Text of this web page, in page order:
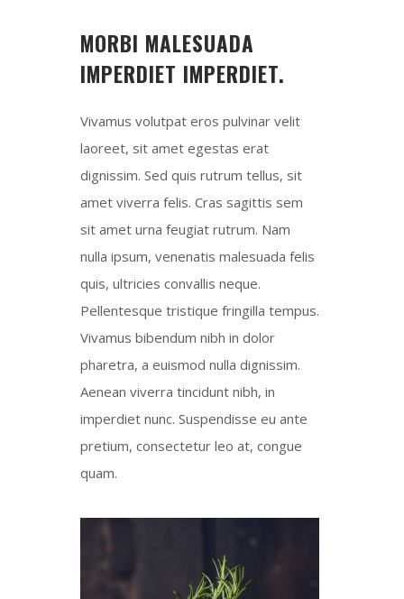
MORBI MALESUADA
IMPERDIET IMPERDIET.
Vivamus volutpat eros pulvinar velit
laoreet, sit amet egestas erat
dignissim. Sed quis rutrum tellus, sit
amet viverra felis. Cras sagittis sem
sit amet urna feugiat rutrum. Nam
nulla ipsum, venenatis malesuada felis
quis, ultricies convallis neque.
Pellentesque tristique fringilla tempus.
Vivamus bibendum nibh in dolor
pharetra, a euismod nulla dignissim.
Aenean viverra tincidunt nibh, in
imperdiet nunc. Suspendisse eu ante
pretium, consectetur leo at, congue
quam.